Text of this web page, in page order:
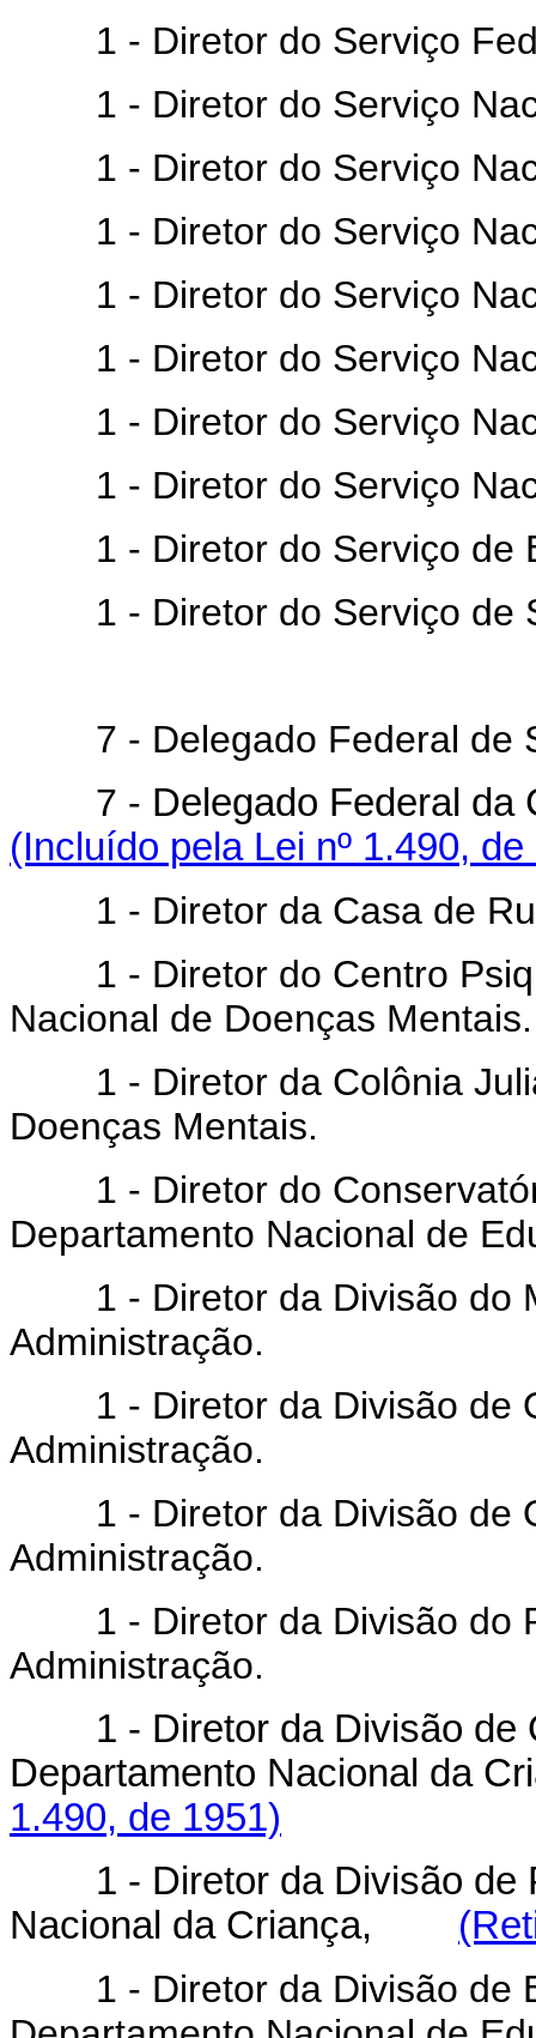
1 - Diretor do Serviço
1 - Diretor do Serviço
1 - Diretor do Serviço
1 - Diretor do Serviço
1 - Diretor do Serviço
1 - Diretor do Serviço
1 - Diretor do Serviço
1 - Diretor do Serviço
1 - Diretor do Serviço de
1 - Diretor do Serviço de
7 - Delegado Federal de
7 - Delegado Federal
(Incluído pela Lei nº 1.490, de
1 - Diretor da Casa de
1 - Diretor do Centro
Nacional de Doenças Mentais.
1 - Diretor da Colônia
Doenças Mentais.
1 - Diretor do
Departamento Nacional de
1 - Diretor da Divisão do
Administração.
1 - Diretor da Divisão de
Administração.
1 - Diretor da Divisão de
Administração.
1 - Diretor da Divisão do
Administração.
1 - Diretor da Divisão
Departamento Nacional da
1.490, de 1951)
1 - Diretor da Divisão de
Nacional da Criança,
1 - Diretor da Divisão de